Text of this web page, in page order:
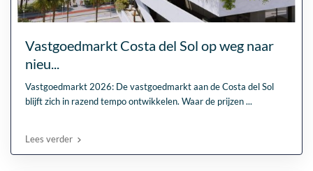
Vastgoedmarkt Costa del Sol op weg naar
nieu...
Vastgoedmarkt 2026: De vastgoedmarkt aan de Costa del Sol
blijft zich in razend tempo ontwikkelen. Waar de prijzen...
Lees verder